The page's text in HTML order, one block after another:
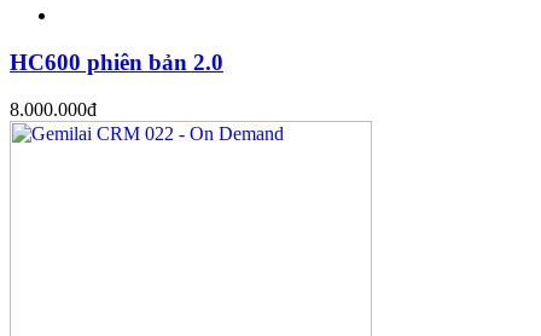
HC600 phiên bản 2.0
8.000.000đ